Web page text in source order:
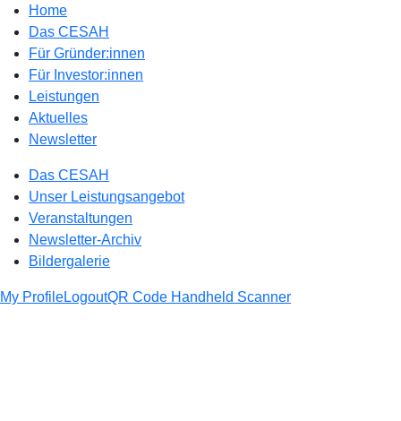
Home
Das CESAH
Für Gründer:innen
Für Investor:innen
Leistungen
Aktuelles
Newsletter
Das CESAH
Unser Leistungsangebot
Veranstaltungen
Newsletter-Archiv
Bildergalerie
My ProfileLogoutQR Code Handheld Scanner